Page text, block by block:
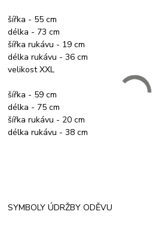
šířka - 55 cm
délka - 73 cm
šířka rukávu - 19 cm
délka rukávu - 36 cm
velikost XXL
šířka - 59 cm
délka - 75 cm
šířka rukávu - 20 cm
délka rukávu - 38 cm
SYMBOLY ÚDRŽBY ODĚVU